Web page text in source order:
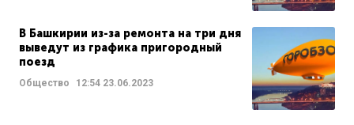
В Башкирии из-за ремонта на три дня
выведут из графика пригородный
поезд
Общество 12:54 23.06.2023